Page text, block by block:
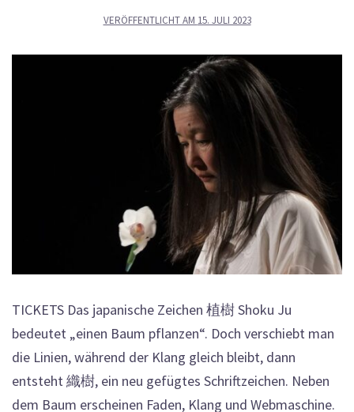
VERÖFFENTLICHT AM 15. JULI 2023
TICKETS Das japanische Zeichen 植樹 Shoku Ju
bedeutet „einen Baum pflanzen“. Doch verschiebt man
die Linien, während der Klang gleich bleibt, dann
entsteht 織樹, ein neu gefügtes Schriftzeichen. Neben
dem Baum erscheinen Faden, Klang und Webmaschine.